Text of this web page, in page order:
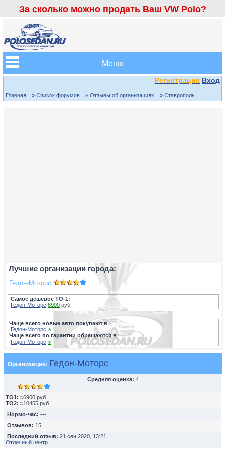
За сколько можно продать Ваш VW Polo?
Меню
Регистрация Вход
Главная » Список форумов » Отзывы об организациях » Ставрополь
Лучшие организации города:
Гедон-Моторс
Самое дешевое ТО-1:
Гедон-Моторс 6900 руб.
Чаще всего новые авто покупают в
Гедон-Моторс ⍟
Чаще всего по гарантии обращаются в
Гедон-Моторс ⍟
Организация: Гедон-Моторс
Средняя оценка: 4
TO1: ≈6900 руб.
TO2: ≈10455 руб.
Нормо-час: ---
Отзывов: 15
Последний отзыв: 21 сен 2020, 13:21
Отличный центр